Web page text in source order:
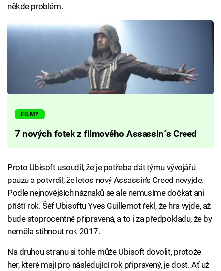
někde problém.
FILMY
7 nových fotek z filmového Assassin´s Creed
Proto Ubisoft usoudil, že je potřeba dát týmu vývojářů
pauzu a potvrdil, že letos nový Assassin’s Creed nevyjde.
Podle nejnovějších náznaků se ale nemusíme dočkat ani
příští rok. Šéf Ubisoftu Yves Guillemot řekl, že hra vyjde, až
bude stoprocentně připravená, a to i za předpokladu, že by
neměla stihnout rok 2017.
Na druhou stranu si tohle může Ubisoft dovolit, protože
her, které mají pro následující rok připravený, je dost. Ať už